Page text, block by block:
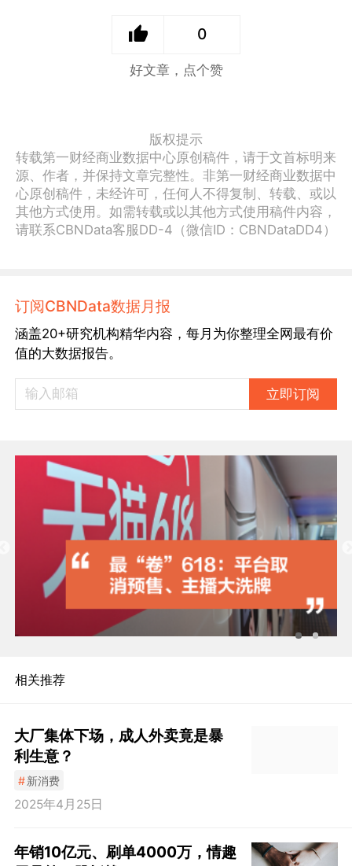
0
好文章，点个赞
版权提示
转载第一财经商业数据中心原创稿件，请于文首标明来
源、作者，并保持文章完整性。非第一财经商业数据中
心原创稿件，未经许可，任何人不得复制、转载、或以
其他方式使用。如需转载或以其他方式使用稿件内容，
请联系CBNData客服DD-4（微信ID：CBNDataDD4）
订阅CBNData数据月报
涵盖20+研究机构精华内容，每月为你整理全网最有价
值的大数据报告。
立即订阅
相关推荐
大厂集体下场，成人外卖竟是暴
利生意？
#新消费
2025年4月25日
年销10亿元、刷单4000万，情趣